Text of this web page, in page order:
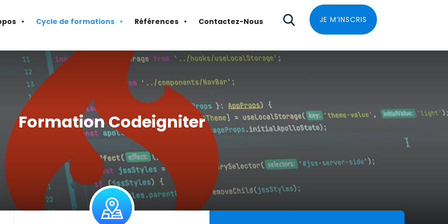
Cycle de formations Références Contactez-Nous JE M’INSCRIS
Formation Codeigniter